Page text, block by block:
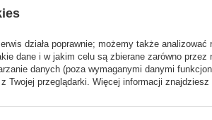
rodzajów skór i
działa poprawnie; możemy także
dane i w jakim celu są zbierane zarówno
danych (poza wymaganymi danymi
Twojej przeglądarki. Więcej informacji znajdziesz